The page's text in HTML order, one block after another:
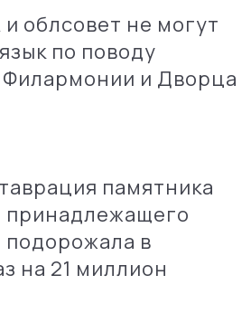
облсовет не могут
по поводу
и Дворца
памятника
принадлежащего
подорожала в
на 21 миллион